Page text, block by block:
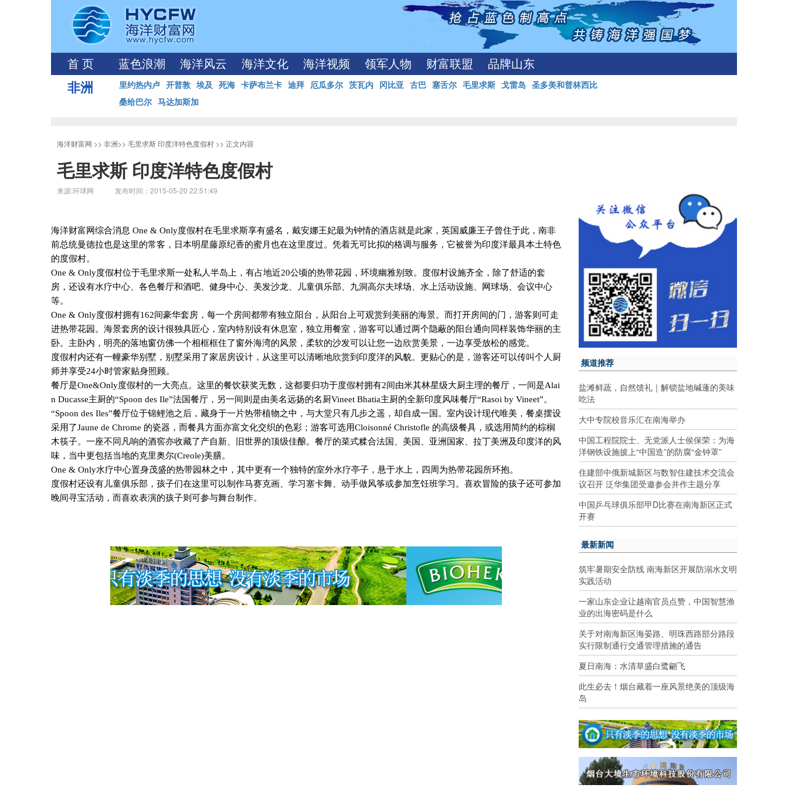
首 页 蓝色浪潮 海洋风云 海洋文化 海洋视频 领军人物 财富联盟 品牌山东
非洲 里约热内卢 开普敦 埃及 死海 卡萨布兰卡 迪拜 厄瓜多尔 茨瓦内 冈比亚 古巴 塞舌尔 毛里求斯 戈雷岛 圣多美和普林西比
桑给巴尔 马达加斯加
海洋财富网 >> 非洲>> 毛里求斯 印度洋特色度假村 >> 正文内容
毛里求斯 印度洋特色度假村
来源:环球网 发布时间：2015-05-20 22:51:49
海洋财富网综合消息 One & Only度假村在毛里求斯享有盛名，戴安娜王妃最为钟情的酒店就是此家，英国威廉王子曾住于此，南非
前总统曼德拉也是这里的常客，日本明星藤原纪香的蜜月也在这里度过。凭着无可比拟的格调与服务，它被誉为印度洋最具本土特色
的度假村。
One & Only度假村位于毛里求斯一处私人半岛上，有占地近20公顷的热带花园，环境幽雅别致。度假村设施齐全，除了舒适的套
房，还设有水疗中心、各色餐厅和酒吧、健身中心、美发沙龙、儿童俱乐部、九洞高尔夫球场、水上活动设施、网球场、会议中心
等。
One & Only度假村拥有162间豪华套房，每一个房间都带有独立阳台，从阳台上可观赏到美丽的海景。而打开房间的门，游客则可走
进热带花园。海景套房的设计很独具匠心，室内特别设有休息室，独立用餐室，游客可以通过两个隐蔽的阳台通向同样装饰华丽的主
卧。主卧内，明亮的落地窗仿佛一个相框框住了窗外海湾的风景，柔软的沙发可以让您一边欣赏美景，一边享受放松的感觉。
度假村内还有一幢豪华别墅，别墅采用了家居房设计，从这里可以清晰地欣赏到印度洋的风貌。更贴心的是，游客还可以传叫个人厨
师并享受24小时管家贴身照顾。
餐厅是One&Only度假村的一大亮点。这里的餐饮获奖无数，这都要归功于度假村拥有2间由米其林星级大厨主理的餐厅，一间是Alai
n Ducasse主厨的“Spoon des Ile”法国餐厅，另一间则是由美名远扬的名厨Vineet Bhatia主厨的全新印度风味餐厅“Rasoi by Vineet”。
“Spoon des Iles”餐厅位于锦鲤池之后，藏身于一片热带植物之中，与大堂只有几步之遥，却自成一国。室内设计现代唯美，餐桌摆设
采用了Jaune de Chrome 的瓷器，而餐具方面亦富文化交织的色彩；游客可选用Cloisonné Christofle 的高级餐具，或选用简约的棕榈
木筷子。一座不同凡响的酒窖亦收藏了产自新、旧世界的顶级佳酿。餐厅的菜式糅合法国、美国、亚洲国家、拉丁美洲及印度洋的风
味，当中更包括当地的克里奥尔(Creole)美膳。
One & Only水疗中心置身茂盛的热带园林之中，其中更有一个独特的室外水疗亭子，悬于水上，四周为热带花园所环抱。
度假村还设有儿童俱乐部，孩子们在这里可以制作马赛克画、学习塞卡舞、动手做风筝或参加烹饪班学习。喜欢冒险的孩子还可参加
晚间寻宝活动，而喜欢表演的孩子则可参与舞台制作。
频道推荐
盐滩鲜蔬，自然馈礼｜解锁盐地碱蓬的美味
吃法
大中专院校音乐汇在南海举办
中国工程院院士、无党派人士侯保荣：为海
洋钢铁设施披上“中国造”的防腐“金钟罩”
住建部中俄新城新区与数智住建技术交流会
议召开 泛华集团受邀参会并作主题分享
中国乒乓球俱乐部甲D比赛在南海新区正式
开赛
最新新闻
筑牢暑期安全防线 南海新区开展防溺水文明
实践活动
一家山东企业让越南官员点赞，中国智慧渔
业的出海密码是什么
关于对南海新区海晏路、明珠西路部分路段
实行限制通行交通管理措施的通告
夏日南海：水清草盛白鹭翩飞
此生必去！烟台藏着一座风景绝美的顶级海
岛